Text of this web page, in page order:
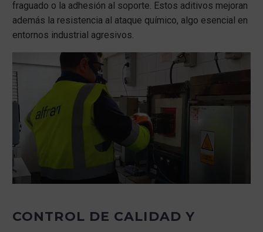
fraguado o la adhesión al soporte. Estos aditivos mejoran
además la resistencia al ataque químico, algo esencial en
entornos industrial agresivos.
CONTROL DE CALIDAD Y